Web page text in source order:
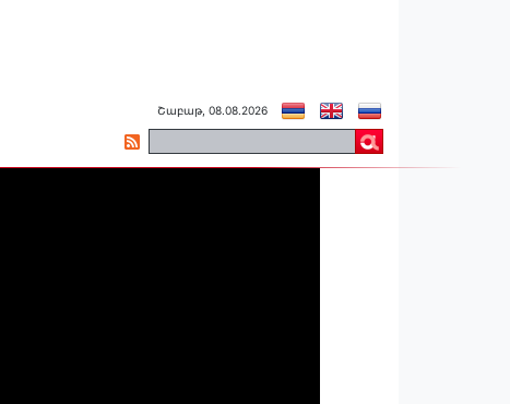
Շաբաթ, 08.08.2026